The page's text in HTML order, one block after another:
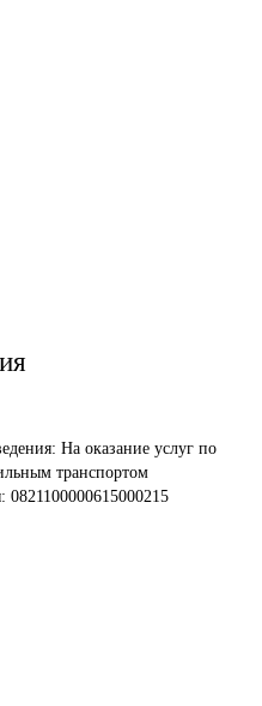
На оказание услуг по
транспортом
0821100000615000215